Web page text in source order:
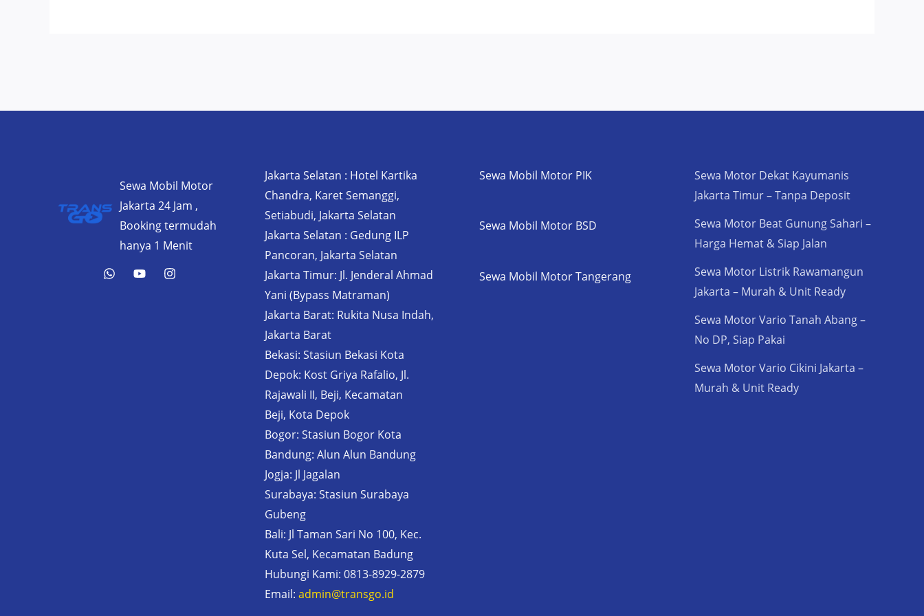
Sewa Mobil Motor
Jakarta 24 Jam ,
Booking termudah
hanya 1 Menit
Jakarta Selatan : Hotel Kartika
Chandra, Karet Semanggi,
Setiabudi, Jakarta Selatan
Jakarta Selatan : Gedung ILP
Pancoran, Jakarta Selatan
Jakarta Timur: Jl. Jenderal Ahmad
Yani (Bypass Matraman)
Jakarta Barat: Rukita Nusa Indah,
Jakarta Barat
Bekasi: Stasiun Bekasi Kota
Depok: Kost Griya Rafalio, Jl.
Rajawali II, Beji, Kecamatan
Beji, Kota Depok
Bogor: Stasiun Bogor Kota
Bandung: Alun Alun Bandung
Jogja: Jl Jagalan
Surabaya: Stasiun Surabaya
Gubeng
Bali: Jl Taman Sari No 100, Kec.
Kuta Sel, Kecamatan Badung
Hubungi Kami: 0813-8929-2879
Email: admin@transgo.id
Sewa Mobil Motor PIK
Sewa Mobil Motor BSD
Sewa Mobil Motor Tangerang
Sewa Motor Dekat Kayumanis
Jakarta Timur – Tanpa Deposit
Sewa Motor Beat Gunung Sahari –
Harga Hemat & Siap Jalan
Sewa Motor Listrik Rawamangun
Jakarta – Murah & Unit Ready
Sewa Motor Vario Tanah Abang –
No DP, Siap Pakai
Sewa Motor Vario Cikini Jakarta –
Murah & Unit Ready